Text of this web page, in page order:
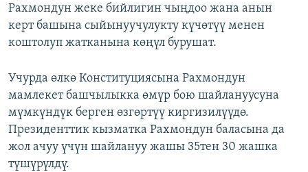
Рахмондун жеке бийлигин чыңдоо жана анын
керт башына сыйынуучулукту күчөтүү менен
коштолуп жатканына көңүл бурушат.
Учурда өлкө Конституциясына Рахмондун
мамлекет башчылыкка өмүр бою шайлануусуна
мүмкүндүк берген өзгөртүү киргизилүүдө.
Президенттик кызматка Рахмондун баласына да
жол ачуу үчүн шайлануу жашы 35тен 30 жашка
түшүрүлдү.